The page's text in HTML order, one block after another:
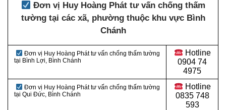
Đơn vị Huy Hoàng Phát tư vấn chống thấm
tường tại các xã, phường thuộc khu vực Bình
Chánh
Đơn vị Huy Hoàng Phát tư vấn chống thấm tường
tại Bình Lợi, Bình Chánh
Hotline
0904 74
4975
Đơn vị Huy Hoàng Phát tư vấn chống thấm tường
tại Qui Đức, Bình Chánh
Hotline
0835 748
593